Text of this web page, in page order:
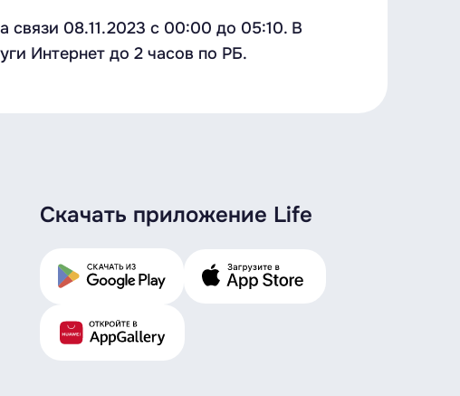
08.11.2023 c 00:00 до 05:10. В
Интернет до 2 часов по РБ.
Скачать приложение Life